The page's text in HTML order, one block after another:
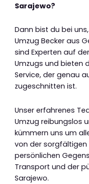
Sarajewo?
Dann bist du bei
Umzug Becker aus
sind Experten auf
Umzugs und bieten
Service, der genau
zugeschnitten ist.
Unser erfahrenes
Umzug reibungslos
kümmern uns um
von der sorgfältigen
persönlichen
Transport und der
Sarajewo.